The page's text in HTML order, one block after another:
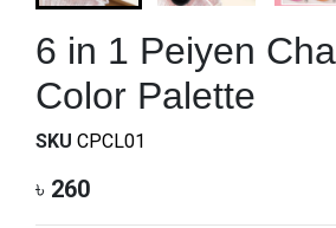
6 in 1 Peiyen
Color Palette
SKU CPCL01
৳ 260